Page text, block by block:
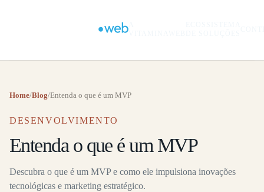
Home/Blog/Entenda o que é um MVP
DESENVOLVIMENTO
Entenda o que é um MVP
Descubra o que é um MVP e como ele impulsiona inovações
tecnológicas e marketing estratégico.